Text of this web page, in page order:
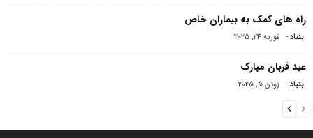
راه های کمک به بیماران خاص
بنیاد- فوریه 24, 2025
عید قربان مبارک
بنیاد- ژوئن 5, 2025